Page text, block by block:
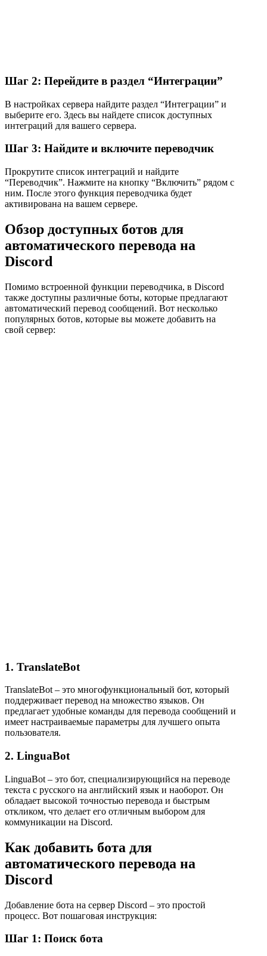
Шаг 2: Перейдите в раздел “Интеграции”
В настройках сервера найдите раздел “Интеграции” и
выберите его. Здесь вы найдете список доступных
интеграций для вашего сервера.
Шаг 3: Найдите и включите переводчик
Прокрутите список интеграций и найдите
“Переводчик”. Нажмите на кнопку “Включить” рядом с
ним. После этого функция переводчика будет
активирована на вашем сервере.
Обзор доступных ботов для
автоматического перевода на
Discord
Помимо встроенной функции переводчика, в Discord
также доступны различные боты, которые предлагают
автоматический перевод сообщений. Вот несколько
популярных ботов, которые вы можете добавить на
свой сервер:
1. TranslateBot
TranslateBot – это многофункциональный бот, который
поддерживает перевод на множество языков. Он
предлагает удобные команды для перевода сообщений и
имеет настраиваемые параметры для лучшего опыта
пользователя.
2. LinguaBot
LinguaBot – это бот, специализирующийся на переводе
текста с русского на английский язык и наоборот. Он
обладает высокой точностью перевода и быстрым
откликом, что делает его отличным выбором для
коммуникации на Discord.
Как добавить бота для
автоматического перевода на
Discord
Добавление бота на сервер Discord – это простой
процесс. Вот пошаговая инструкция:
Шаг 1: Поиск бота